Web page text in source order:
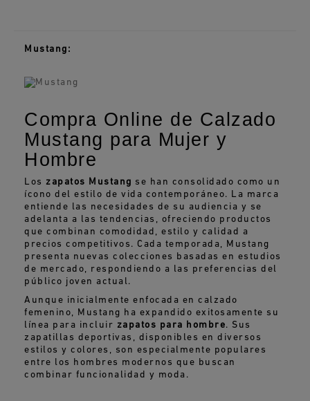
Mustang:
Compra Online de Calzado
Mustang para Mujer y
Hombre
Los zapatos Mustang se han consolidado como un
ícono del estilo de vida contemporáneo. La marca
entiende las necesidades de su audiencia y se
adelanta a las tendencias, ofreciendo productos
que combinan comodidad, estilo y calidad a
precios competitivos. Cada temporada, Mustang
presenta nuevas colecciones basadas en estudios
de mercado, respondiendo a las preferencias del
público joven actual.
Aunque inicialmente enfocada en calzado
femenino, Mustang ha expandido exitosamente su
línea para incluir zapatos para hombre. Sus
zapatillas deportivas, disponibles en diversos
estilos y colores, son especialmente populares
entre los hombres modernos que buscan
combinar funcionalidad y moda.